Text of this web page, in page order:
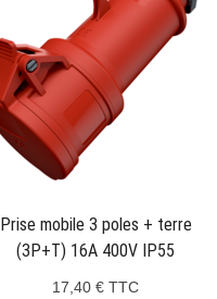
Prise mobile 3 poles + terre
(3P+T) 16A 400V IP55
17,40 € TTC